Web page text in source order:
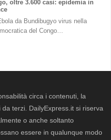
oltre 3.600 casi: epidemia in
da Bundibugyo virus nella
del Congo…
circa i contenuti, la
terzi. DailyExpress.it si riserva
o anche soltanto
essere in qualunque modo